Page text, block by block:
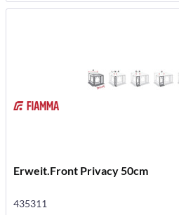
Erweit.Front Privacy 50cm
435311